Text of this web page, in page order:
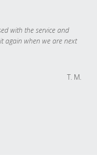
with the service and
again when we are next
T. M.